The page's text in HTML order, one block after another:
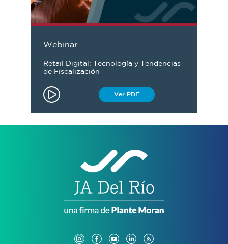
Webinar
Retail Digital: Tecnología y Tendencias
de Fiscalización
Ver PDF